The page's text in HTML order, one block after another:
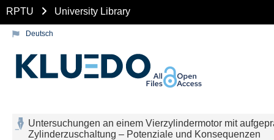
RPTU University Library
Deutsch
Untersuchungen an einem Vierzylindermotor mit
Zylinderzuschaltung – Potenziale und Konsequenzen